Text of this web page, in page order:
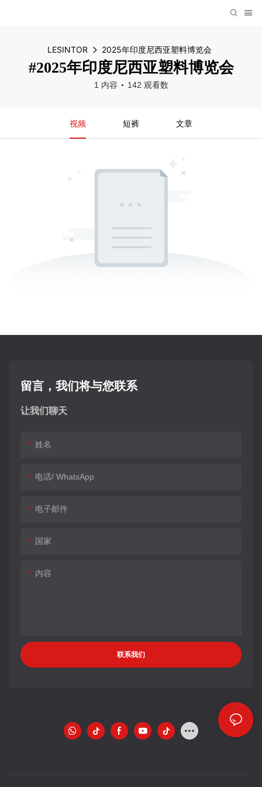
LESINTOR 2025年印度尼西亚塑料博览会
#2025年印度尼西亚塑料博览会
1 内容 142 观看数
视频 短裤 文章
留言，我们将与您联系
让我们聊天
姓名
电话/ WhatsApp
电子邮件
国家
内容
联系我们